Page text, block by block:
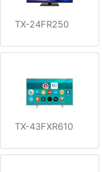
TX-24FR250
TX-43FXR610